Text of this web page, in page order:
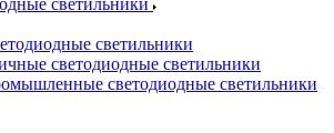
светильники
светильники
светодиодные светильники
светодиодные светильники